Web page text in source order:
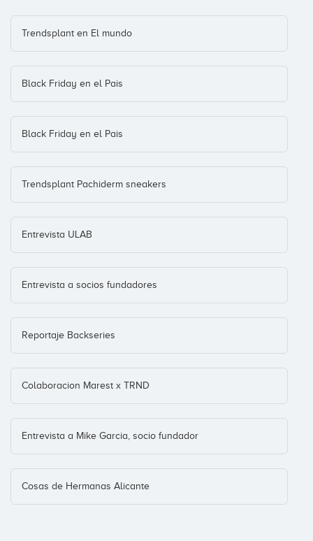
Trendsplant en El mundo
Black Friday en el Pais
Black Friday en el Pais
Trendsplant Pachiderm sneakers
Entrevista ULAB
Entrevista a socios fundadores
Reportaje Backseries
Colaboracion Marest x TRND
Entrevista a Mike Garcia, socio fundador
Cosas de Hermanas Alicante